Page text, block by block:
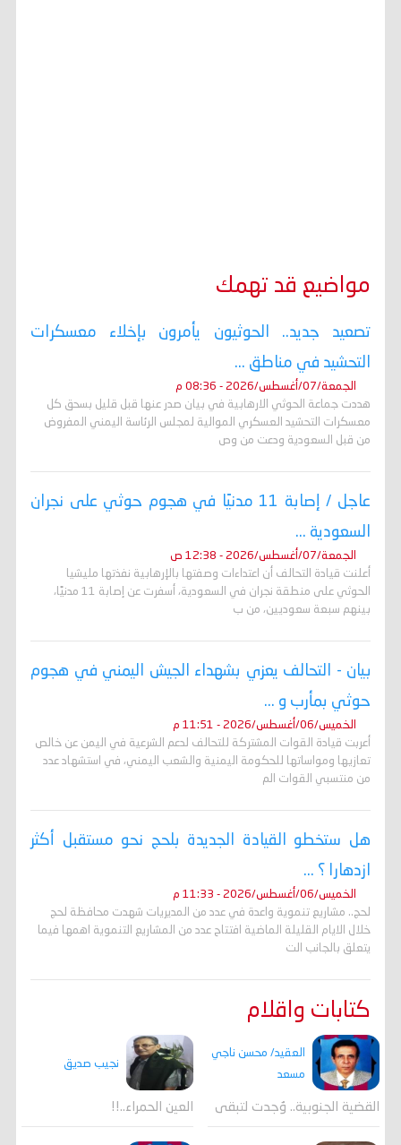
مواضيع قد تهمك
تصعيد جديد.. الحوثيون يأمرون بإخلاء معسكرات
التحشيد في مناطق ...
الجمعة/07/أغسطس/2026 - 08:36 م
هددت جماعة الحوثي الارهابية في بيان صدر عنها قبل قليل بسحق كل
معسكرات التحشيد العسكري الموالية لمجلس الرئاسة اليمني المفروض
من قبل السعودية ودعت من وص
عاجل / إصابة 11 مدنيًا في هجوم حوثي على نجران
السعودية ...
الجمعة/07/أغسطس/2026 - 12:38 ص
أعلنت قيادة التحالف أن اعتداءات وصفتها بالإرهابية نفذتها مليشيا
الحوثي على منطقة نجران في السعودية، أسفرت عن إصابة 11 مدنيًا،
بينهم سبعة سعوديين، من ب
بيان - التحالف يعزي بشهداء الجيش اليمني في هجوم
حوثي بمأرب و ...
الخميس/06/أغسطس/2026 - 11:51 م
أعربت قيادة القوات المشتركة للتحالف لدعم الشرعية في اليمن عن خالص
تعازيها ومواساتها للحكومة اليمنية والشعب اليمني، في استشهاد عدد
من منتسبي القوات الم
هل ستخطو القيادة الجديدة بلحج نحو مستقبل أكثر
ازدهارا ؟ ...
الخميس/06/أغسطس/2026 - 11:33 م
لحج.. مشاريع تنموية واعدة في عدد من المديريات شهدت محافظة لحج
خلال الايام القليلة الماضية افتتاح عدد من المشاريع التنموية اهمها فيما
يتعلق بالجانب الت
كتابات واقلام
العقيد/ محسن ناجي
مسعد
القضية الجنوبية.. وُجدت لتبقى
نجيب صديق
العين الحمراء..!!